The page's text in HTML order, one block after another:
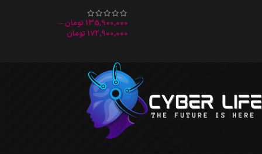
135,900,000 تومان–
172,900,000 تومان